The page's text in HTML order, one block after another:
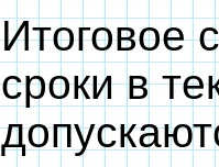
Итоговое
сроки в